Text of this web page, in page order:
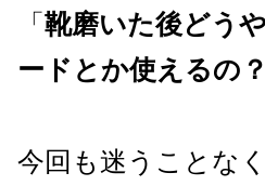
「 靴磨いた後どう
ードとか使えるの？
今回も迷うことなく